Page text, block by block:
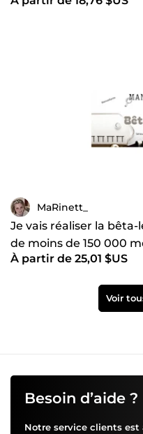
MaRinett_
Je vais réaliser la
de moins de 150 000
À partir de 25,01 $US
Voir
Besoin d’aide ?
Notre service clients